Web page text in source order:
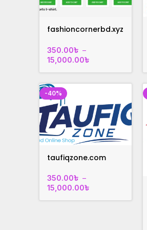
fashioncornerbd.xyz
ওয়েবসাইট
350.00৳ –
15,000.00৳
-40%
taufiqzone.com
ওয়েবসাইট
350.00৳ –
15,000.00৳